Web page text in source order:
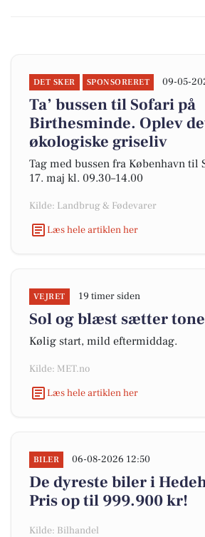
DET SKER SPONSORERET 09-05-
Ta’ bussen til Sofari på
Birthesminde. Oplev
økologiske griseliv
Tag med bussen fra København til
17. maj kl. 09.30–14.00
Kilde: Landbrug & Fødevarer
Læs hele artiklen her
VEJRET 19 timer siden
Sol og blæst sætter
Kølig start, mild eftermiddag.
Kilde: MET.no
Læs hele artiklen her
BILER 06-08-2026 12:50
De dyreste biler i
Pris op til 999.900 kr!
Kilde: Bilhandel